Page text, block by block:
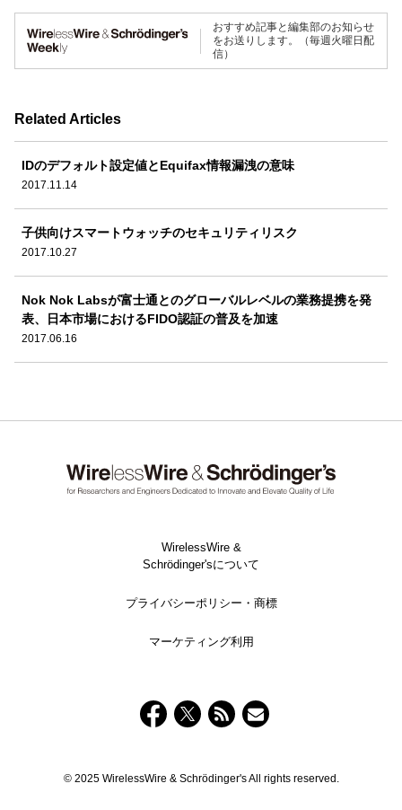
おすすめ記事と編集部のお知らせ
をお送りします。（毎週火曜日配
信）
Related Articles
IDのデフォルト設定値とEquifax情報漏洩の意味
2017.11.14
子供向けスマートウォッチのセキュリティリスク
2017.10.27
Nok Nok Labsが富士通とのグローバルレベルの業務提携を発
表、日本市場におけるFIDO認証の普及を加速
2017.06.16
WirelessWire &
Schrödinger'sについて
プライバシーポリシー・商標
マーケティング利用
© 2025 WirelessWire & Schrödinger's All rights reserved.